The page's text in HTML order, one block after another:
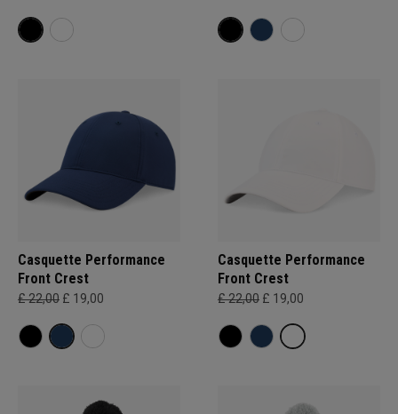
Casquette Performance
Front Crest
£ 22,00 £ 19,00
Casquette Performance
Front Crest
£ 22,00 £ 19,00